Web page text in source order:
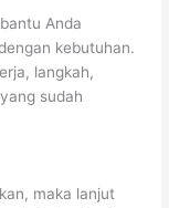
Anda
kebutuhan.
langkah,
sudah
maka lanjut